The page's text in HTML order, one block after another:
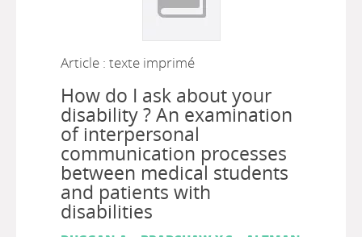
Article : texte imprimé
How do I ask about your
disability ? An examination
of interpersonal
communication processes
between medical students
and patients with
disabilities